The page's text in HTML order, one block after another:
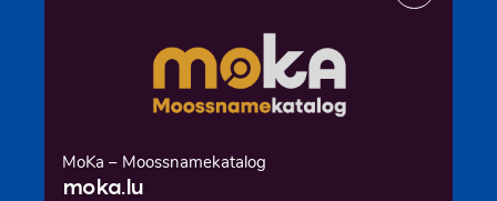
MoKa – Moossnamekatalog
moka.lu